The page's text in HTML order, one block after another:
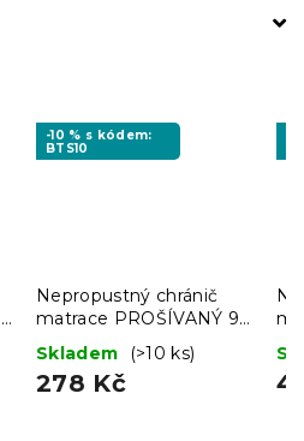
-10 % s kódem:
BTS10
Nepropustný chránič
matrace PROŠÍVANÝ 90
x 200 cm
Skladem (>10 ks)
278 Kč